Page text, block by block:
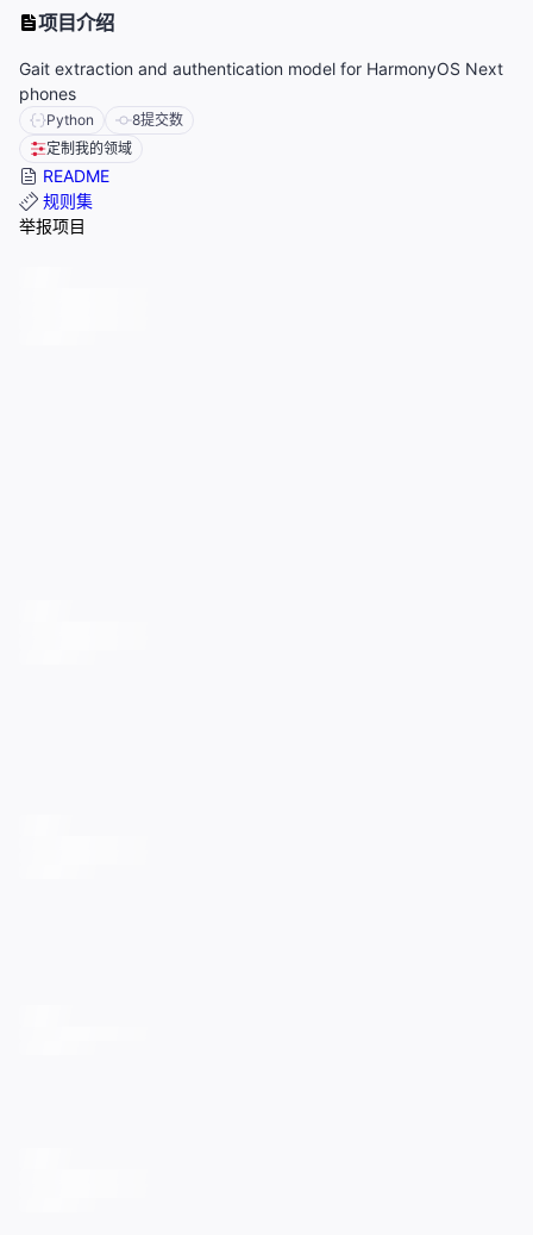
项目介绍
Gait extraction and authentication model for HarmonyOS Next
phones
Python 8提交数
定制我的领域
README
规则集
举报项目